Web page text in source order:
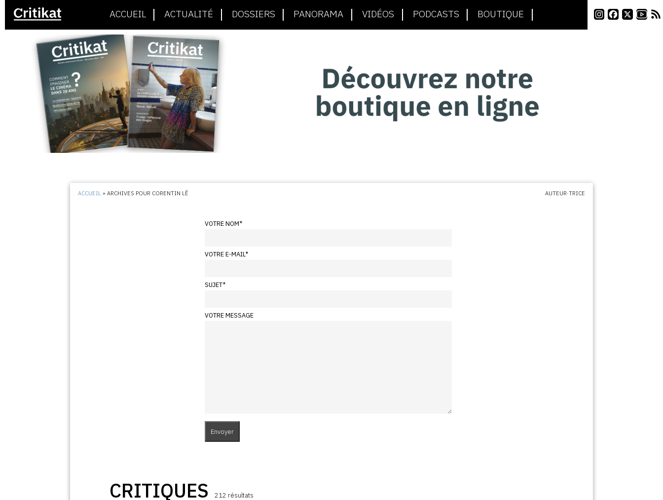
ACCUEIL ACTUALITÉ DOSSIERS PANORAMA VIDÉOS PODCASTS BOUTIQUE
ACCUEIL »ARCHIVES POUR CORENTIN LÊ AUTEUR·TRICE
VOTRE NOM*
VOTRE E-MAIL*
SUJET*
VOTRE MESSAGE
CRITIQUES 212 résultats